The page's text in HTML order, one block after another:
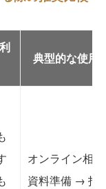
典型的な使用
オンライン相
資料準備 → 指